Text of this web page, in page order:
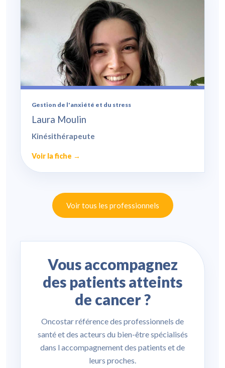
Gestion de l'anxiété et du stress
Laura Moulin
Kinésithérapeute
Voir la fiche →
Voir tous les professionnels
Vous accompagnez
des patients atteints
de cancer ?
Oncostar référence des professionnels de
santé et des acteurs du bien-être spécialisés
dans l accompagnement des patients et de
leurs proches.